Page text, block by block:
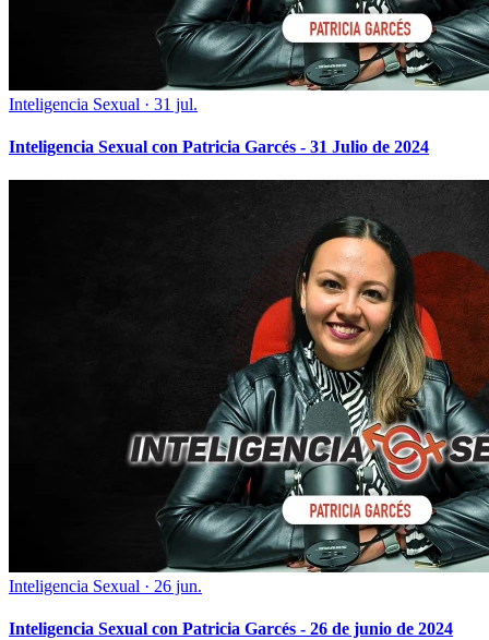
Inteligencia Sexual · 31 jul.
Inteligencia Sexual con Patricia Garcés - 31 Julio de 2024
Inteligencia Sexual · 26 jun.
Inteligencia Sexual con Patricia Garcés - 26 de junio de 2024